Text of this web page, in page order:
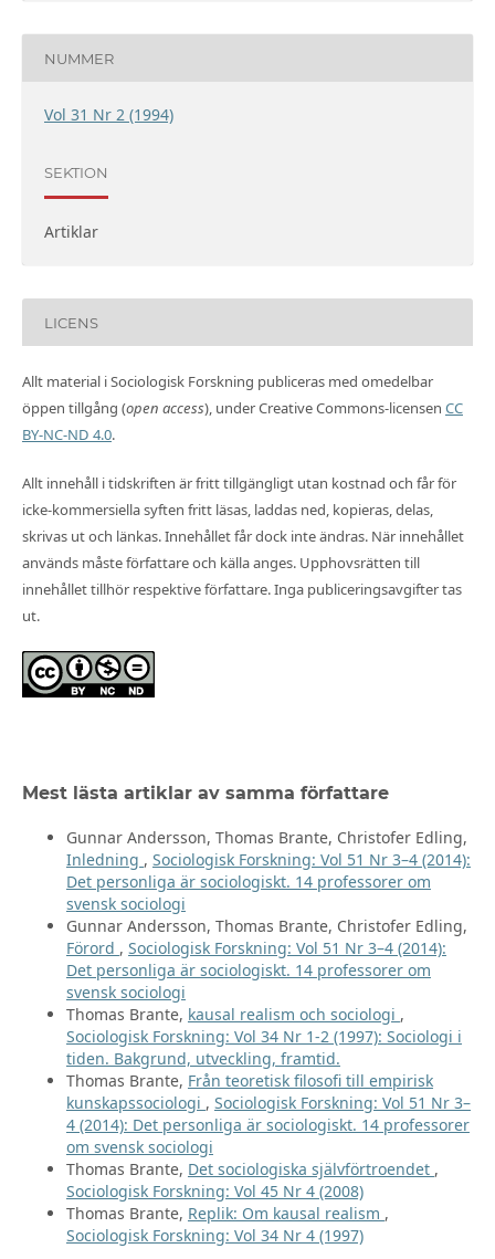
NUMMER
Vol 31 Nr 2 (1994)
SEKTION
Artiklar
LICENS
Allt material i Sociologisk Forskning publiceras med omedelbar
öppen tillgång (open access), under Creative Commons-licensen CC
BY-NC-ND 4.0.
Allt innehåll i tidskriften är fritt tillgängligt utan kostnad och får för
icke-kommersiella syften fritt läsas, laddas ned, kopieras, delas,
skrivas ut och länkas. Innehållet får dock inte ändras. När innehållet
används måste författare och källa anges. Upphovsrätten till
innehållet tillhör respektive författare. Inga publiceringsavgifter tas
ut.
Mest lästa artiklar av samma författare
Gunnar Andersson, Thomas Brante, Christofer Edling,
Inledning , Sociologisk Forskning: Vol 51 Nr 3–4 (2014):
Det personliga är sociologiskt. 14 professorer om
svensk sociologi
Gunnar Andersson, Thomas Brante, Christofer Edling,
Förord , Sociologisk Forskning: Vol 51 Nr 3–4 (2014):
Det personliga är sociologiskt. 14 professorer om
svensk sociologi
Thomas Brante, kausal realism och sociologi ,
Sociologisk Forskning: Vol 34 Nr 1-2 (1997): Sociologi i
tiden. Bakgrund, utveckling, framtid.
Thomas Brante, Från teoretisk filosofi till empirisk
kunskapssociologi , Sociologisk Forskning: Vol 51 Nr 3–
4 (2014): Det personliga är sociologiskt. 14 professorer
om svensk sociologi
Thomas Brante, Det sociologiska självförtroendet ,
Sociologisk Forskning: Vol 45 Nr 4 (2008)
Thomas Brante, Replik: Om kausal realism ,
Sociologisk Forskning: Vol 34 Nr 4 (1997)